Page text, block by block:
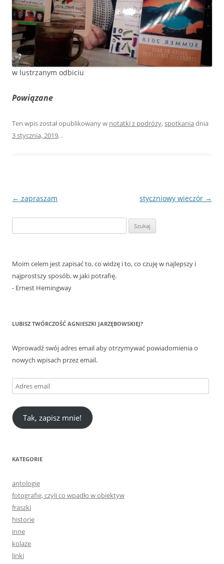
w lustrzanym odbiciu
Powiązane
Ten wpis został opublikowany w notatki z podróży,spotkaniadnia
3 stycznia, 2019, .
Nawigacja
← zapraszam styczniowy wieczór →
Moim celem jest zapisać to, co widzę i to, co czuję w najlepszy i
najprostszy sposób, w jaki potrafię.
- Ernest Hemingway
LUBISZ TWÓRCZOŚĆ AGNIESZKI JARZĘBOWSKIEJ?
Wprowadź swój adres email aby otrzymywać powiadomienia o
nowych wpisach przez email.
Adres
email
Tak, zapisz mnie!
KATEGORIE
antologie
fotografie, czyli co wpadło w obiektyw
fraszki
historie
inne
kolaże
linki